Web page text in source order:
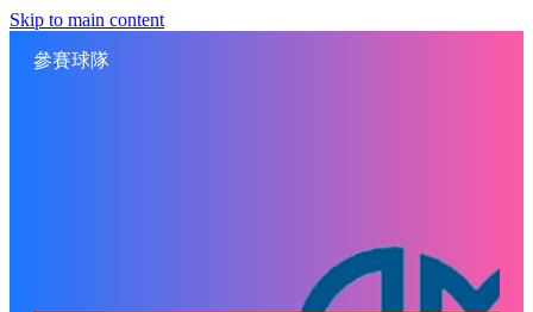
Skip to main content
參賽球隊